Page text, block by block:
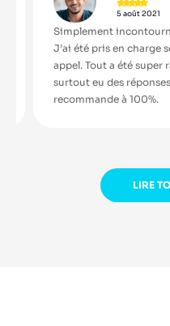

5 août 2021
Simplement
J’ai été pris en charge
appel. Tout a été super
surtout eu des réponses
recommande à 100%.
LIRE